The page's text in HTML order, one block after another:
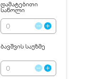
დამატებითი
საწოლი
ბავშვის საუზმე